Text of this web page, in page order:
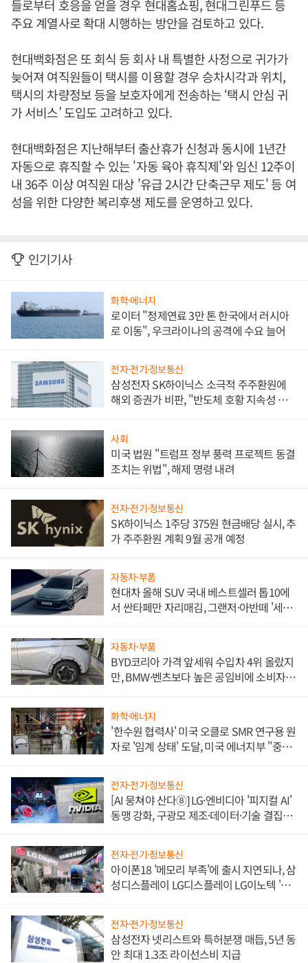
들로부터 호응을 얻을 경우 현대홈쇼핑, 현대그린푸드 등
주요 계열사로 확대 시행하는 방안을 검토하고 있다.
현대백화점은 또 회식 등 회사 내 특별한 사정으로 귀가가
늦어져 여직원들이 택시를 이용할 경우 승차시각과 위치,
택시의 차량정보 등을 보호자에게 전송하는 ‘택시 안심 귀
가 서비스’ 도입도 고려하고 있다.
현대백화점은 지난해부터 출산휴가 신청과 동시에 1년간
자동으로 휴직할 수 있는 '자동 육아 휴직제'와 임신 12주이
내 36주 이상 여직원 대상 '유급 2시간 단축근무 제도' 등 여
성을 위한 다양한 복리후생 제도를 운영하고 있다.
인기기사
화학·에너지
로이터 "정제연료 3만 톤 한국에서 러시아
로 이동", 우크라이나의 공격에 수요 늘어
전자·전기·정보통신
삼성전자 SK하이닉스 소극적 주주환원에
해외 증권가 비판, "반도체 호황 지속성 의
사회
미국 법원 "트럼프 정부 풍력 프로젝트 동결
조치는 위법", 해제 명령 내려
전자·전기·정보통신
SK하이닉스 1주당 375원 현금배당 실시, 추
가 주주환원 계획 9월 공개 예정
자동차·부품
현대차 올해 SUV 국내 베스트셀러 톱10에
서 싼타페만 자리매김, 그랜저·아반떼 '세단
자동차·부품
BYD코리아 가격 앞세워 수입차 4위 올랐지
만, BMW·벤츠보다 높은 공임비에 소비자
화학·에너지
'한수원 협력사' 미국 오클로 SMR 연구용 원
자로 '임계 상태' 도달, 미국 에너지부 "중요
전자·전기·정보통신
[AI 뭉쳐야 산다⑧] LG·엔비디아 '피지컬 AI'
동맹 강화, 구광모 제조·데이터·기술 결집
전자·전기·정보통신
아이폰18 '메모리 부족'에 출시 지연되나, 삼
성디스플레이 LG디스플레이 LG이노텍 '탈
전자·전기·정보통신
삼성전자 넷리스트와 특허분쟁 매듭, 5년 동
안 최대 1.3조 라이선스비 지급